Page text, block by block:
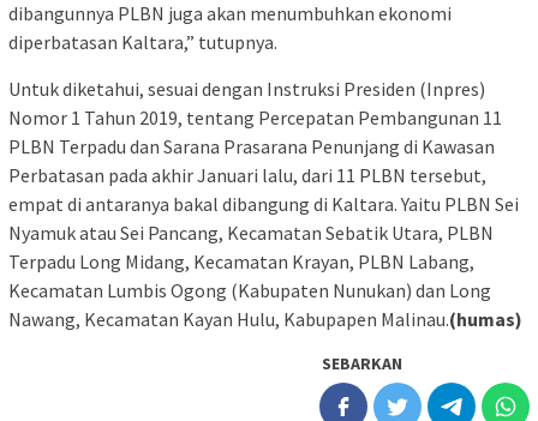
dibangunnya PLBN juga akan menumbuhkan ekonomi
diperbatasan Kaltara,” tutupnya.
Untuk diketahui, sesuai dengan Instruksi Presiden (Inpres)
Nomor 1 Tahun 2019, tentang Percepatan Pembangunan 11
PLBN Terpadu dan Sarana Prasarana Penunjang di Kawasan
Perbatasan pada akhir Januari lalu, dari 11 PLBN tersebut,
empat di antaranya bakal dibangung di Kaltara. Yaitu PLBN Sei
Nyamuk atau Sei Pancang, Kecamatan Sebatik Utara, PLBN
Terpadu Long Midang, Kecamatan Krayan, PLBN Labang,
Kecamatan Lumbis Ogong (Kabupaten Nunukan) dan Long
Nawang, Kecamatan Kayan Hulu, Kabupapen Malinau.(humas)
SEBARKAN